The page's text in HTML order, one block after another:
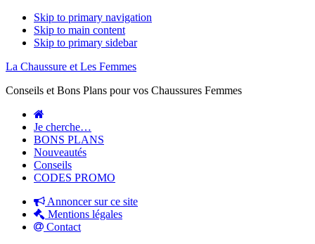
Skip to primary navigation
Skip to main content
Skip to primary sidebar
La Chaussure et Les Femmes
Conseils et Bons Plans pour vos Chaussures Femmes
Je cherche…
BONS PLANS
Nouveautés
Conseils
CODES PROMO
Annoncer sur ce site
Mentions légales
Contact